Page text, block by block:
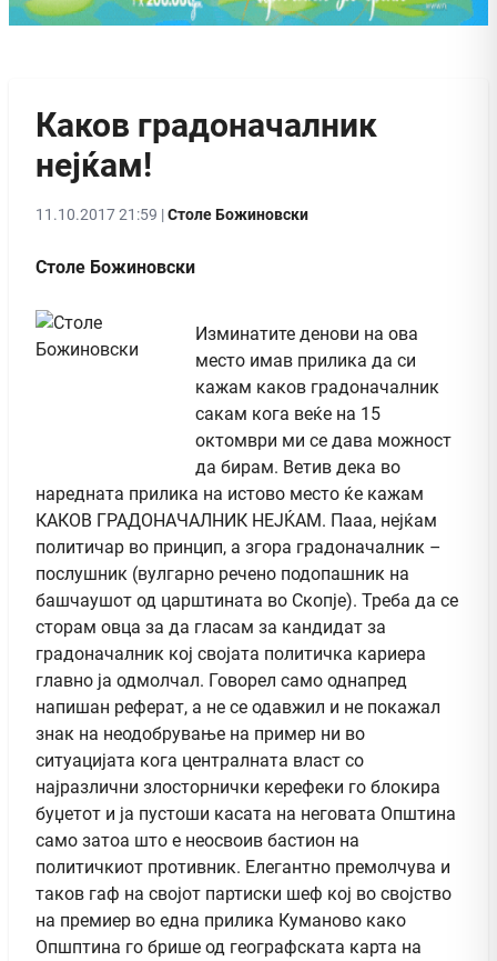
Каков градоначалник
нејќам!
11.10.2017 21:59 |Столе Божиновски
Столе Божиновски
Изминатите денoви на ова
место имав прилика да си
кажам каков градоначалник
сакам кога веќе на 15
октомври ми се дава можност
да бирам. Ветив дека во
наредната прилика на истово место ќе кажам
КАКОВ ГРАДОНАЧАЛНИК НЕЈЌАМ. Пааа, нејќам
политичар во принцип, а згора градоначалник –
послушник (вулгарно речено подопашник на
башчаушот од царштината во Скопје). Треба да се
сторам овца за да гласам за кандидат за
градоначалник кој својата политичка кариера
главно ја одмолчал. Говорел само однапред
напишан реферат, а не се одавжил и не покажал
знак на неодобрување на пример ни во
ситуацијата кога централната власт со
најразлични злосторнички керефеки го блокира
буџетот и ја пустоши касата на неговата Општина
само затоа што е неосвоив бастион на
политичкиот противник. Елегантно премолчува и
таков гаф на својот партиски шеф кој во својство
на премиер во една прилика Куманово како
Опшптина го брише од географската карта на